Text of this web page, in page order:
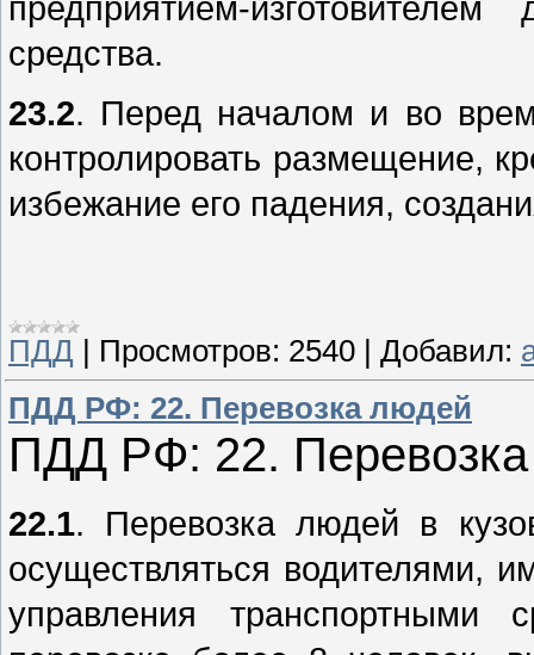
предприятием-
средства.
23.2. Перед началом и во
контролировать размещение,
избежание его падения,
ПДД Просмотров: 2540 Добавил:
ПДД РФ: 22. Перевозка людей
ПДД РФ: 22.
22.1. Перевозка людей в
осуществляться водителями,
управления транспортными